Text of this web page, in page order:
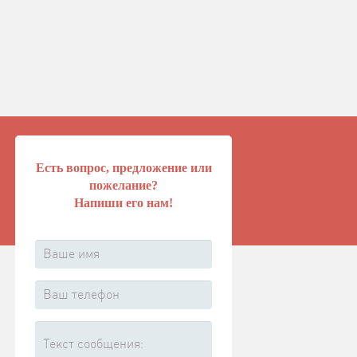
Есть вопрос, предложение или
пожелание?
Напиши его нам!